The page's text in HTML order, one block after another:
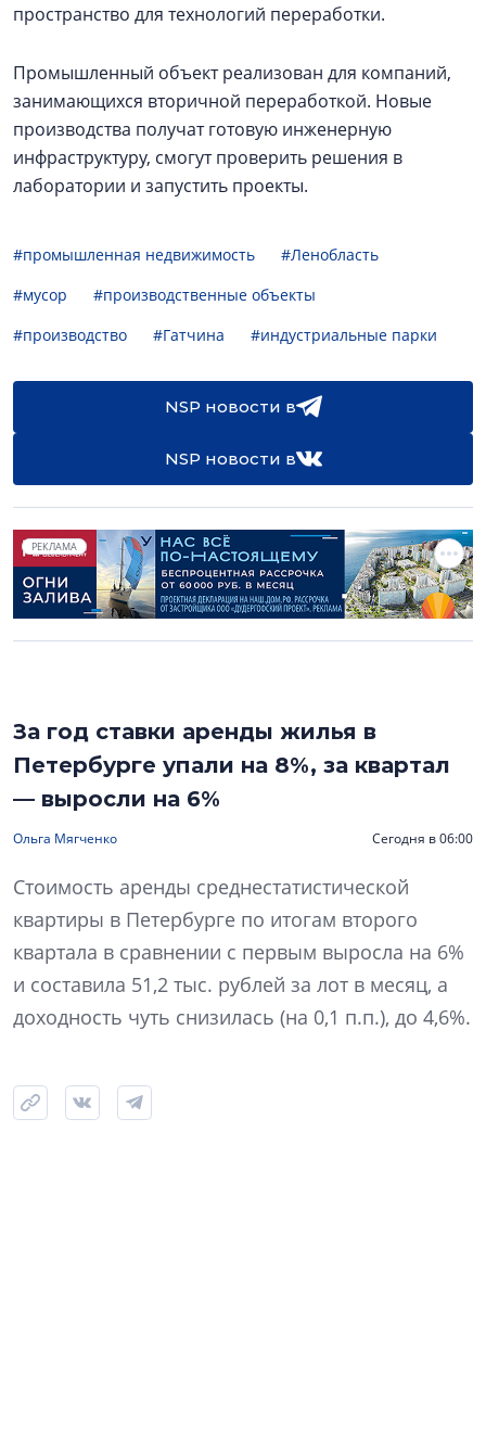
пространство для технологий переработки.
Промышленный объект реализован для компаний,
занимающихся вторичной переработкой. Новые
производства получат готовую инженерную
инфраструктуру, смогут проверить решения в
лаборатории и запустить проекты.
#промышленная недвижимость
#Ленобласть
#мусор
#производственные объекты
#производство
#Гатчина #индустриальные парки
NSP новости в
NSP новости в
РЕКЛАМА
За год ставки аренды жилья в
Петербурге упали на 8%, за квартал
— выросли на 6%
Ольга Мягченко Сегодня в 06:00
Стоимость аренды среднестатистической
квартиры в Петербурге по итогам второго
квартала в сравнении с первым выросла на 6%
и составила 51,2 тыс. рублей за лот в месяц, а
доходность чуть снизилась (на 0,1 п.п.), до 4,6%.